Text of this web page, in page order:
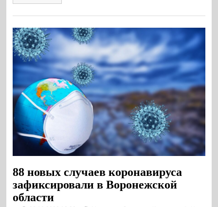
88 новых случаев коронавируса
зафиксировали в Воронежской
области